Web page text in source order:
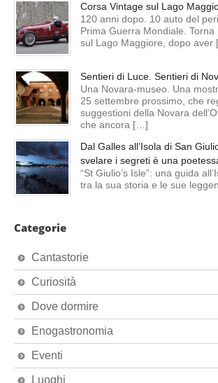
Corsa Vintage sul Lago
120 anni dopo. 10 auto del
Prima Guerra Mondiale. Torna
sul Lago Maggiore, dopo
Sentieri di Luce. Sentieri di
Una Novara-museo. Una
25 settembre prossimo, che
suggestioni della Novara
che ancora […]
Dal Galles all’Isola di San
svelare i segreti è una
“St Giulio’s Isle”: una guida
tra la sua storia e le sue
Categorie
Cantastorie
Curiosità
Dove dormire
Enogastronomia
Eventi
Luoghi